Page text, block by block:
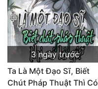
3 ngày trước
Ta Là Một Đạo Sĩ, Biết
Chút Pháp Thuật Thì Có